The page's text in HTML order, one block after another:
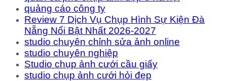
quảng cáo công ty
Review 7 Dịch Vụ Chụp Hình Sự Kiện Đà
Nẵng Nổi Bật Nhất 2026-2027
studio chuyên chỉnh sửa ảnh online
studio chuyên nghiệp
Studio chụp ảnh cưới cầu giấy
studio chụp ảnh cưới hỏi đẹp